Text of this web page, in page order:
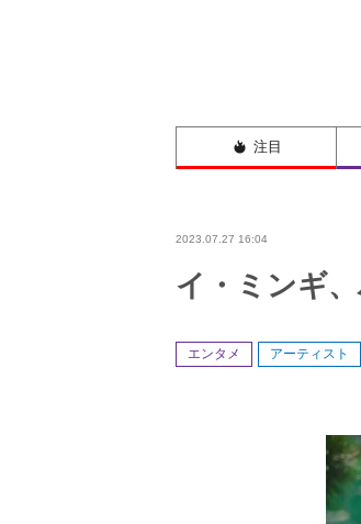
注目
2023.07.27 16:04
イ・ミンギ
エンタメ アーティスト